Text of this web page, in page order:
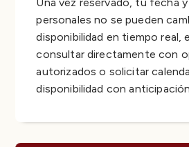
personales no se pueden
disponibilidad en tiempo real,
consultar directamente con
autorizados o solicitar
disponibilidad con